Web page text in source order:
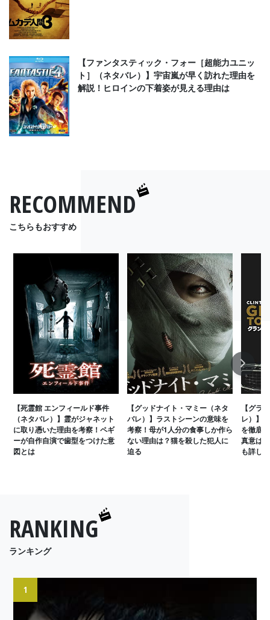
【ファンタスティック・フォー［超能力ユニッ
ト］（ネタバレ）】宇宙嵐が早く訪れた理由を
解説！ヒロインの下着姿が見える理由は
RECOMMEND
こちらもおすすめ
【死霊館 エンフィールド事件
（ネタバレ）】霊がジャネット
に取り憑いた理由を考察！ペギ
ーが自作自演で歯型をつけた意
図とは
【グッドナイト・マミー（ネタ
バレ）】ラストシーンの意味を
考察！母が1人分の食事しか作ら
ない理由は？猫を殺した犯人に
迫る
【グラ
レ）】
を徹底
真意は
も詳し
Next
RANKING
ランキング
1